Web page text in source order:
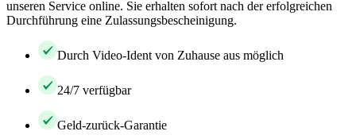
unseren Service online. Sie erhalten sofort nach der erfolgreichen
Durchführung eine Zulassungsbescheinigung.
Durch Video-Ident von Zuhause aus möglich
24/7 verfügbar
Geld-zurück-Garantie